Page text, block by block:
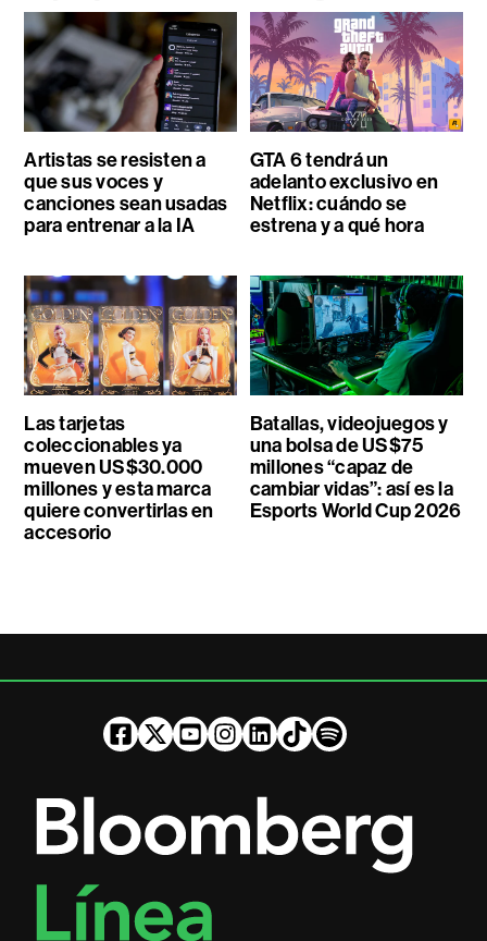
Artistas se resisten a
que sus voces y
canciones sean usadas
para entrenar a la IA
GTA 6 tendrá un
adelanto exclusivo en
Netflix: cuándo se
estrena y a qué hora
Las tarjetas
coleccionables ya
mueven US$30.000
millones y esta marca
quiere convertirlas en
accesorio
Batallas, videojuegos y
una bolsa de US$75
millones “capaz de
cambiar vidas”: así es la
Esports World Cup 2026